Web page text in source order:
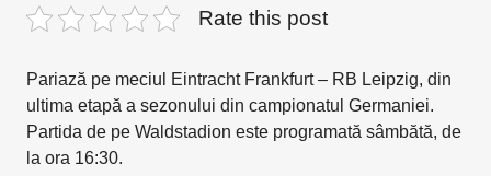
Rate this post
Pariază pe meciul Eintracht Frankfurt – RB Leipzig, din
ultima etapă a sezonului din campionatul Germaniei.
Partida de pe Waldstadion este programată sâmbătă, de
la ora 16:30.